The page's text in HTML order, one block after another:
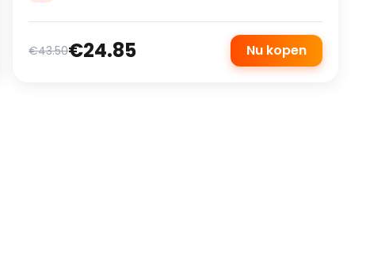
€43.50€24.85 Nu kopen